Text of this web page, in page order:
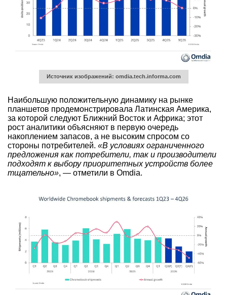
Источник изображений: omdia.tech.informa.com
Наибольшую положительную динамику на рынке
планшетов продемонстрировала Латинская Америка,
за которой следуют Ближний Восток и Африка; этот
рост аналитики объясняют в первую очередь
накоплением запасов, а не высоким спросом со
стороны потребителей. «В условиях ограниченного
предложения как потребители, так и производители
подходят к выбору приоритетных устройств более
тщательно», — отметили в Omdia.